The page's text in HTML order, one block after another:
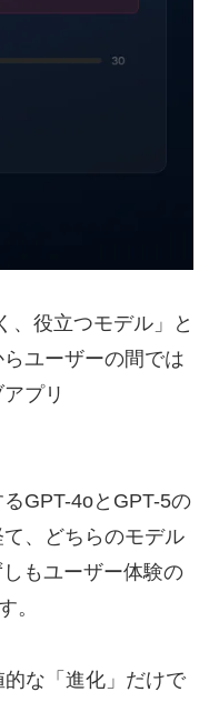
、役立つモデル」と
ユーザーの間では
プリ
GPT-4oとGPT-5の
、どちらのモデル
もユーザー体験の
。
な「進化」だけで